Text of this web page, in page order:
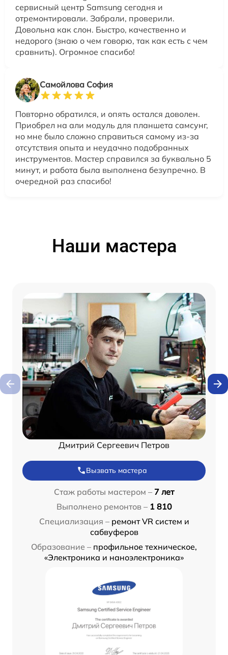
сервисный центр Samsung сегодня и
отремонтировали. Забрали, проверили.
Довольна как слон. Быстро, качественно и
недорого (знаю о чем говорю, так как есть с чем
сравнить). Огромное спасибо!
Самойлова София
Повторно обратился, и опять остался доволен.
Приобрел на али модуль для планшета самсунг,
но мне было сложно справиться самому из-за
отсутствия опыта и неудачно подобранных
инструментов. Мастер справился за буквально 5
минут, и работа была выполнена безупречно. В
очередной раз спасибо!
Наши мастера
Дмитрий Сергеевич Петров
Вызвать мастера
Стаж работы мастером – 7 лет
Выполнено ремонтов – 1 810
Специализация – ремонт VR систем и
сабвуферов
Образование – профильное техническое,
«Электроника и наноэлектроника»